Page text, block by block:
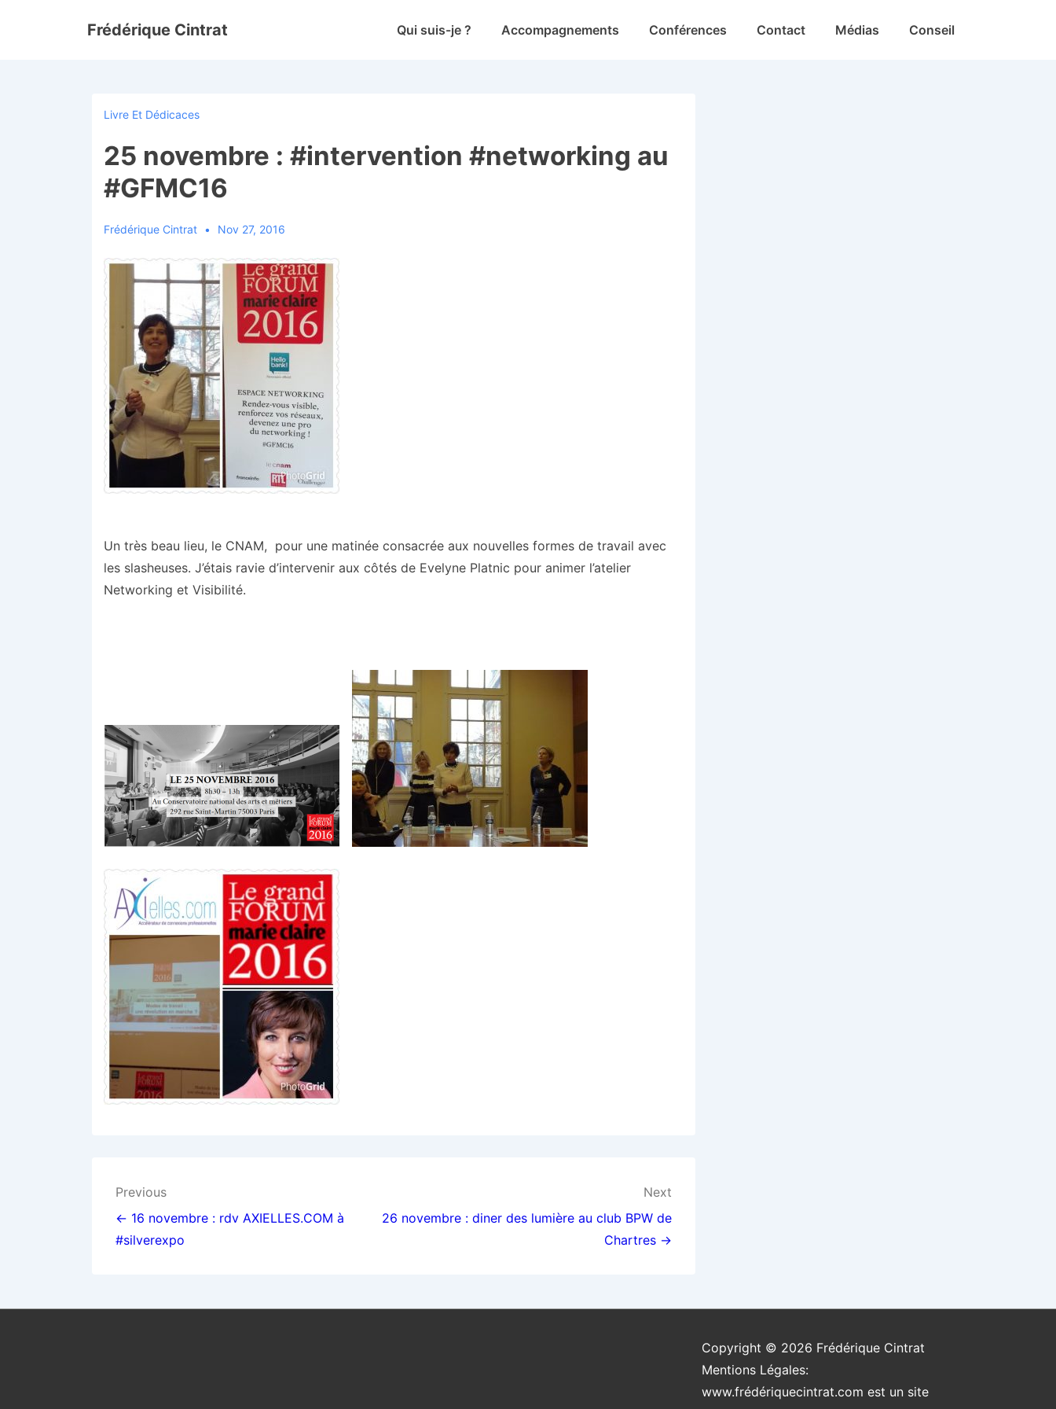
Frédérique Cintrat
MainQui suis-je ? Accompagnements Conférences Contact Médias Conseil
Livre Et Dédicaces
25 novembre : #intervention #networking au
#GFMC16
Frédérique Cintrat Nov 27, 2016
Un très beau lieu, le CNAM, pour une matinée consacrée aux nouvelles formes de travail avec
les slasheuses. J’étais ravie d’intervenir aux côtés de Evelyne Platnic pour animer l’atelier
Networking et Visibilité.
Navigation
de
l’article
Previous
← 16 novembre : rdv AXIELLES.COM à
#silverexpo
Next
26 novembre : diner des lumière au club BPW de
Chartres →
Copyright © 2026 Frédérique Cintrat
Mentions Légales:
www.frédériquecintrat.com est un site